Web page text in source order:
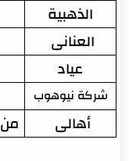
الذهبية
العنانى
عياد
شركة نيوهوب
من 33 الى36 جنيه أهالى